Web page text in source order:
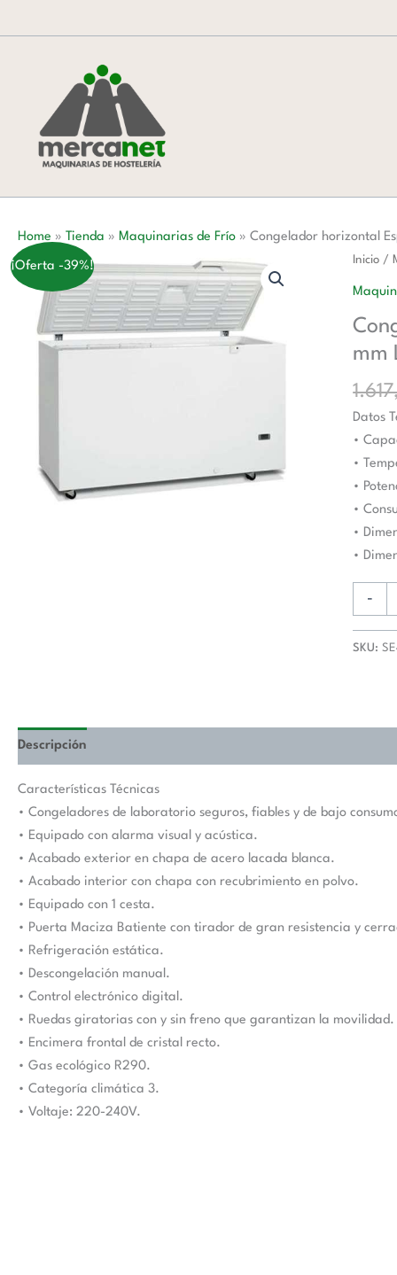
al
Home » Tienda » Maquinarias de Frío » Congelador horizontal
¡Oferta -39%! Inicio /
mm
Datos
•
•
•
•
•
•
-
-5ºC
mm
Línea
SE40-
45-
P
SKU:
Descripción
Características Técnicas
• Congeladores de laboratorio seguros, fiables y de bajo
• Equipado con alarma visual y acústica.
• Acabado exterior en chapa de acero lacada blanca.
• Acabado interior con chapa con recubrimiento en polvo.
• Equipado con 1 cesta.
• Puerta Maciza Batiente con tirador de gran resistencia y
• Refrigeración estática.
• Descongelación manual.
• Control electrónico digital.
• Ruedas giratorias con y sin freno que garantizan la movilidad.
• Encimera frontal de cristal recto.
• Gas ecológico R290.
• Categoría climática 3.
• Voltaje: 220-240V.